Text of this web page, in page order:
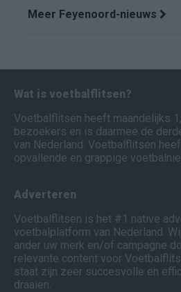
Meer Feyenoord-nieuws
Wat is voetbalflitsen?
Voetbalflitsen heeft maandelijks
bezoekers en is daarmee de
van Nederland. Voetbalflitsen
opvallende en grappige
Adverteren
Voetbalflitsen is het #1 native
voetbalplatform van Nederland.
ander uw merk en/of campagne
relevante content voor
staat zijn zeer succesvolle en
draaien.